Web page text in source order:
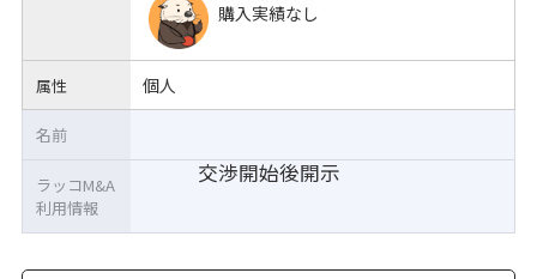
購入実績なし
属性 個人
交渉開始後開示
名前
ラッコM&A
利用情報